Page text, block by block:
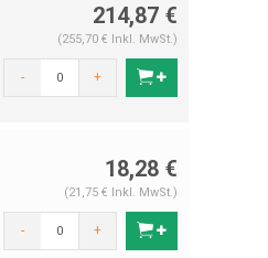
214,87 €
(255,70 € Inkl. MwSt.)
- +
18,28 €
(21,75 € Inkl. MwSt.)
- +